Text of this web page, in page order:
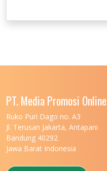
PT. Media Promosi Online
Ruko Puri Dago no. A3
Jl. Terusan Jakarta, Antapani
Bandung 40292
Jawa Barat Indonesia